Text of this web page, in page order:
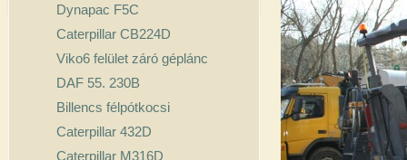
Dynapac F5C
Caterpillar CB224D
Viko6 felület záró géplánc
DAF 55. 230B
Billencs félpótkocsi
Caterpillar 432D
Caterpillar M316D